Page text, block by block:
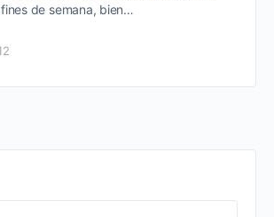
de semana, bien…